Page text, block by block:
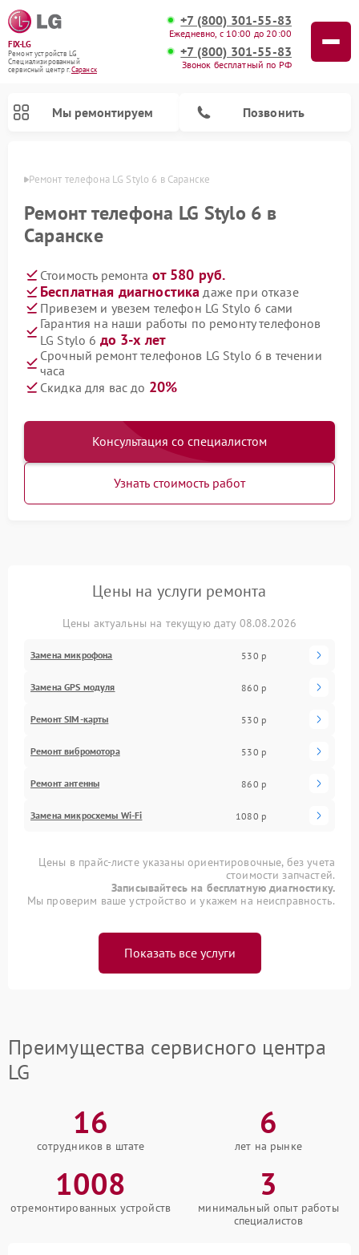
FIX-LG
Ремонт устройств LG
Специализированный
cервисный центр г.Саранск
+7 (800) 301-55-83
Ежедневно, с 10:00 до 20:00
+7 (800) 301-55-83
Звонок бесплатный по РФ
Мы ремонтируем Позвонить
Ремонт телефона LG Stylo 6 в Саранске
Ремонт телефона LG Stylo 6 в
Саранске
Стоимость ремонта от 580 руб.
Бесплатная диагностика даже при отказе
Привезем и увезем телефон LG Stylo 6 сами
Гарантия на наши работы по ремонту телефонов
LG Stylo 6 до 3-х лет
Срочный ремонт телефонов LG Stylo 6 в течении
часа
Скидка для вас до 20%
Консультация со специалистом
Узнать стоимость работ
Цены на услуги ремонта
Цены актуальны на текущую дату 08.08.2026
Замена микрофона 530 р
Замена GPS модуля 860 р
Ремонт SIM-карты 530 р
Ремонт вибромотора 530 р
Ремонт антенны 860 р
Замена микросхемы Wi-Fi 1080 р
Цены в прайс-листе указаны ориентировочные, без учета
стоимости запчастей.
Записывайтесь на бесплатную диагностику.
Мы проверим ваше устройство и укажем на неисправность.
Показать все услуги
Преимущества сервисного центра
LG
16
сотрудников в штате
6
лет на рынке
1008
отремонтированных устройств
3
минимальный опыт работы
специалистов